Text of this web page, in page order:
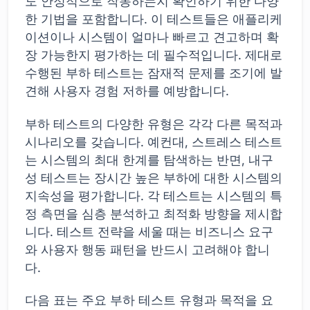
한 기법을 포함합니다. 이 테스트들은 애플리케
이션이나 시스템이 얼마나 빠르고 견고하며 확
장 가능한지 평가하는 데 필수적입니다. 제대로
수행된 부하 테스트는 잠재적 문제를 조기에 발
견해 사용자 경험 저하를 예방합니다.
부하 테스트의 다양한 유형은 각각 다른 목적과
시나리오를 갖습니다. 예컨대, 스트레스 테스트
는 시스템의 최대 한계를 탐색하는 반면, 내구
성 테스트는 장시간 높은 부하에 대한 시스템의
지속성을 평가합니다. 각 테스트는 시스템의 특
정 측면을 심층 분석하고 최적화 방향을 제시합
니다. 테스트 전략을 세울 때는 비즈니스 요구
와 사용자 행동 패턴을 반드시 고려해야 합니
다.
다음 표는 주요 부하 테스트 유형과 목적을 요